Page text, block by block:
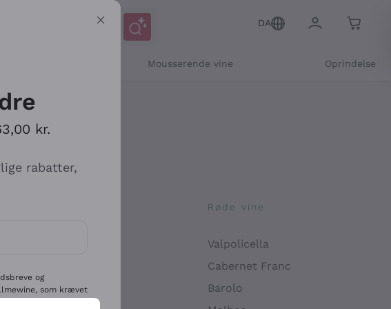
DA
Mousserende vine Oprindelse
Gavi
Røde vine
Valpolicella
Cabernet Franc
Barolo
kr.
rabatter,
kommunikation og personlige tilbud
og
som krævet